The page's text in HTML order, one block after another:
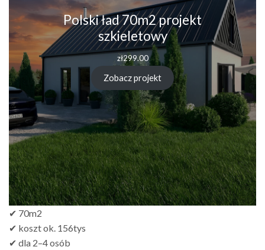
Polski ład 70m2 projekt
szkieletowy
zł299.00
Zobacz projekt
✔ 70m2
✔ koszt ok. 156tys
✔ dla 2–4 osób